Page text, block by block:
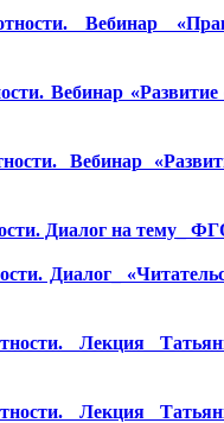
Вебинар
Вебинар «Развитие
Вебинар
Диалог на тему_
Диалог_
Лекция
Лекция